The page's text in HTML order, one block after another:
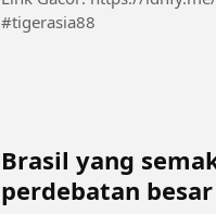
#tigerasia88
Brasil yang
perdebatan